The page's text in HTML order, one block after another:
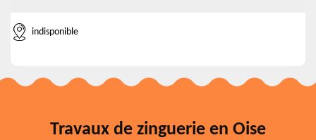
indisponible
Travaux de zinguerie en Oise